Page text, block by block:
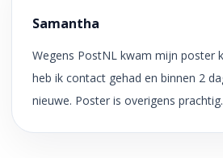
Samantha
Wegens PostNL kwam mijn poster
heb ik contact gehad en binnen 2
nieuwe. Poster is overigens prachtig.